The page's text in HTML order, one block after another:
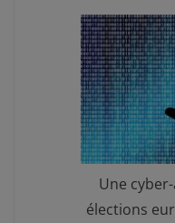
Une
élections